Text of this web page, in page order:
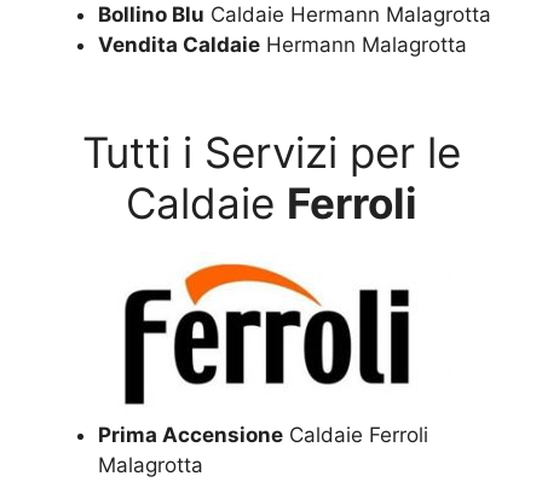
Bollino Blu Caldaie Hermann Malagrotta
Vendita Caldaie Hermann Malagrotta
Tutti i Servizi per le
Caldaie Ferroli
Prima Accensione Caldaie Ferroli
Malagrotta